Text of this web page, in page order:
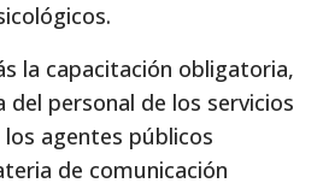
la capacitación obligatoria,
del personal de los servicios
agentes públicos
de comunicación